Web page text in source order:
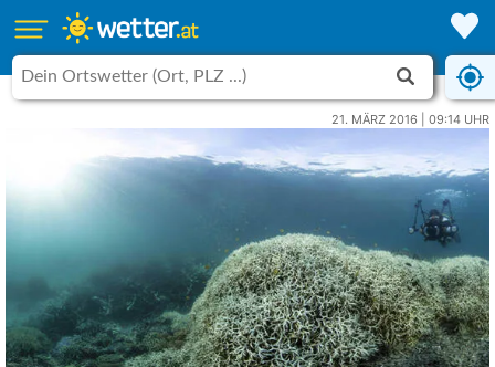
21. MÄRZ 2016 | 09:14 UHR